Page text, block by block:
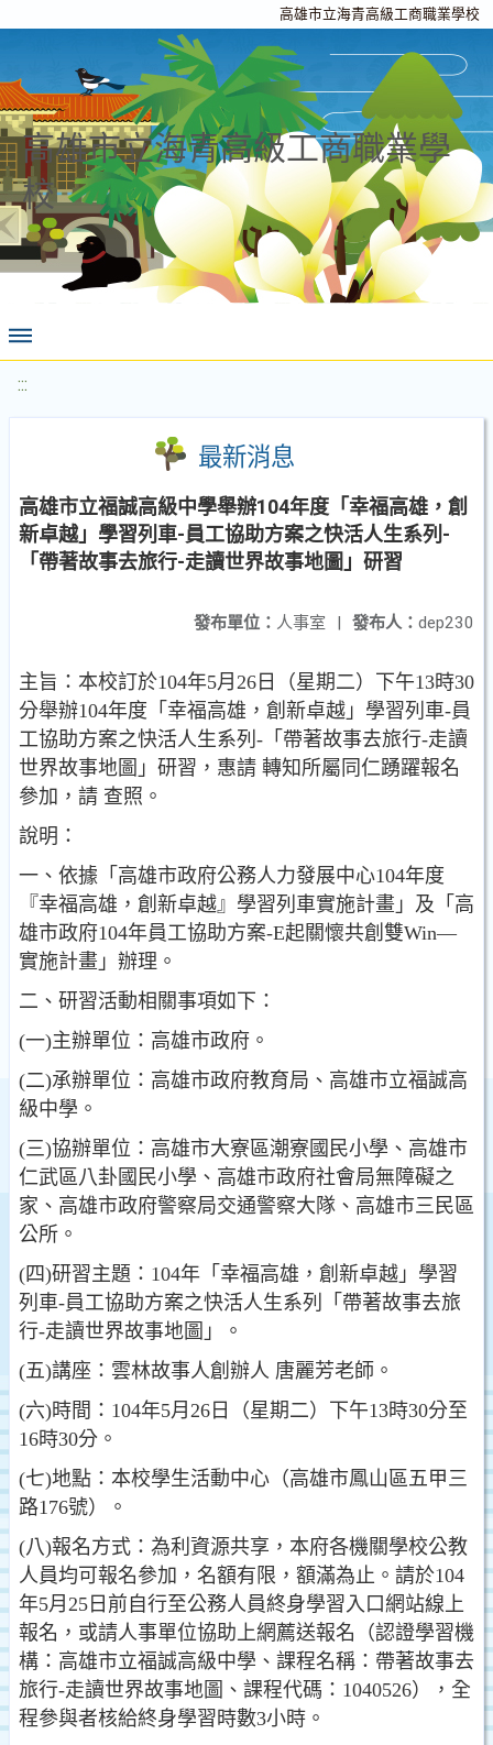
高雄市立海青高級工商職業學校
高雄市立海青高級工商職業學
校
:::
最新消息
高雄市立福誠高級中學舉辦104年度「幸福高雄，創
新卓越」學習列車-員工協助方案之快活人生系列-
「帶著故事去旅行-走讀世界故事地圖」研習
發布人： dep230
發布單位： 人事室 |
主旨：本校訂於104年5月26日（星期二）下午13時30
分舉辦104年度「幸福高雄，創新卓越」學習列車-員
工協助方案之快活人生系列-「帶著故事去旅行-走讀
世界故事地圖」研習，惠請 轉知所屬同仁踴躍報名
參加，請 查照。
說明：
一、依據「高雄市政府公務人力發展中心104年度
『幸福高雄，創新卓越』學習列車實施計畫」及「高
雄市政府104年員工協助方案-E起關懷共創雙Win—
實施計畫」辦理。
二、研習活動相關事項如下：
(一)主辦單位：高雄市政府。
(二)承辦單位：高雄市政府教育局、高雄市立福誠高
級中學。
(三)協辦單位：高雄市大寮區潮寮國民小學、高雄市
仁武區八卦國民小學、高雄市政府社會局無障礙之
家、高雄市政府警察局交通警察大隊、高雄市三民區
公所。
(四)研習主題：104年「幸福高雄，創新卓越」學習
列車-員工協助方案之快活人生系列「帶著故事去旅
行-走讀世界故事地圖」。
(五)講座：雲林故事人創辦人 唐麗芳老師。
(六)時間：104年5月26日（星期二）下午13時30分至
16時30分。
(七)地點：本校學生活動中心（高雄市鳳山區五甲三
路176號）。
(八)報名方式：為利資源共享，本府各機關學校公教
人員均可報名參加，名額有限，額滿為止。請於104
年5月25日前自行至公務人員終身學習入口網站線上
報名，或請人事單位協助上網薦送報名（認證學習機
構：高雄市立福誠高級中學、課程名稱：帶著故事去
旅行-走讀世界故事地圖、課程代碼：1040526），全
程參與者核給終身學習時數3小時。